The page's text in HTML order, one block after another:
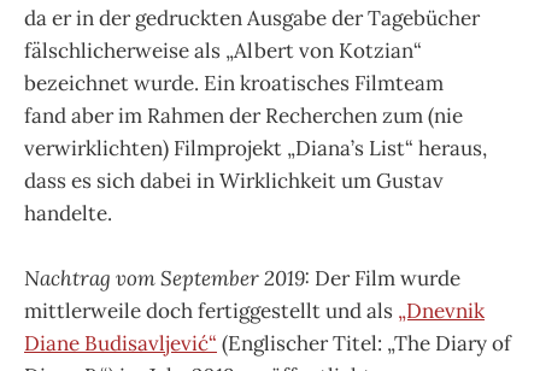
da er in der gedruckten Ausgabe der Tagebücher
fälschlicherweise als „Albert von Kotzian“
bezeichnet wurde. Ein kroatisches Filmteam
fand aber im Rahmen der Recherchen zum (nie
verwirklichten) Filmprojekt „Diana’s List“ heraus,
dass es sich dabei in Wirklichkeit um Gustav
handelte.
Nachtrag vom September 2019: Der Film wurde
mittlerweile doch fertiggestellt und als „Dnevnik
Diane Budisavljević“ (Englischer Titel: „The Diary of